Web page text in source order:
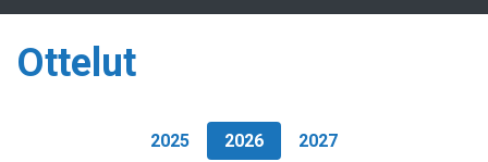
Ottelut
2025 2026 2027